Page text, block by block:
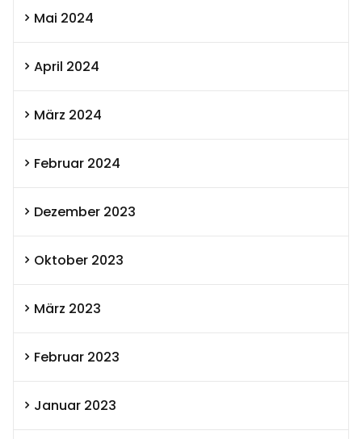
Mai 2024
April 2024
März 2024
Februar 2024
Dezember 2023
Oktober 2023
März 2023
Februar 2023
Januar 2023